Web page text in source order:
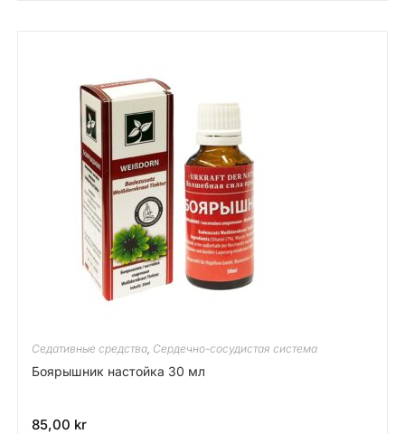
Седативные средства, Сердечно-сосудистая система
Боярышник настойка 30 мл
85,00 kr